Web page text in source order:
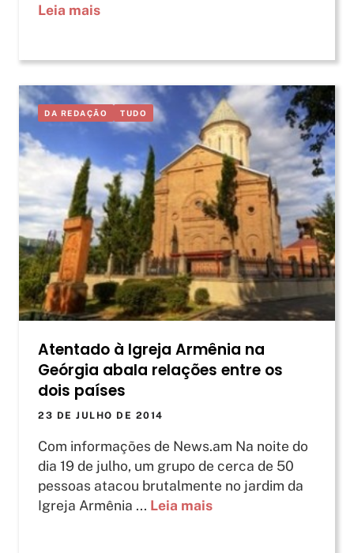
Leia mais
DA REDAÇÃO TUDO
Atentado à Igreja Armênia na
Geórgia abala relações entre os
dois países
23 DE JULHO DE 2014
Com informações de News.am Na noite do
dia 19 de julho, um grupo de cerca de 50
pessoas atacou brutalmente no jardim da
Igreja Armênia ... Leia mais